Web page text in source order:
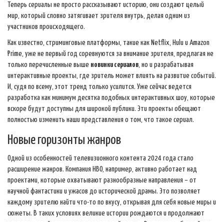
Теперь сериалы не просто рассказывают историю, они создают целый
мир, который словно затягивает зрителя внутрь, делая одним из
участников происходящего.
Как известно, стриминговые платформы, такие как Netflix, Hulu и Amazon
Prime, уже не первый год соревнуются за внимание зрителя, предлагая не
только перечисленные выше новинки сериалов , но и разрабатывая
интерактивные проекты, где зритель может влиять на развитие событий.
И, судя по всему, этот тренд только усилится. Уже сейчас ведется
разработка как минимум десятка подобных интерактивных шоу, которые
вскоре будут доступны для широкой публики. Эти проекты обещают
полностью изменить наши представления о том, что такое сериал.
Новые горизонты жанров
Одной из особенностей телевизионного контента 2024 года стало
расширение жанров. Компания HBO, например, активно работает над
проектами, которые охватывают разнообразные направления – от
научной фантастики и ужасов до исторической драмы. Это позволяет
каждому зрителю найти что-то по вкусу, открывая для себя новые миры и
сюжеты. В таких условиях великие истории рождаются и продолжают